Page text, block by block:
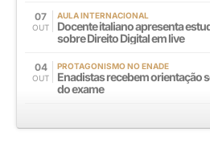
07
OUT
AULA INTERNACIONAL
Docente italiano apresenta
sobre Direito Digital em live
04
OUT
PROTAGONISMO NO ENADE
Enadistas recebem orientação
do exame